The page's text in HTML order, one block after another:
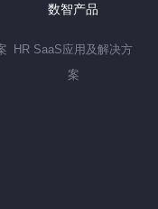
数智产品
HR SaaS应用及解决方
案